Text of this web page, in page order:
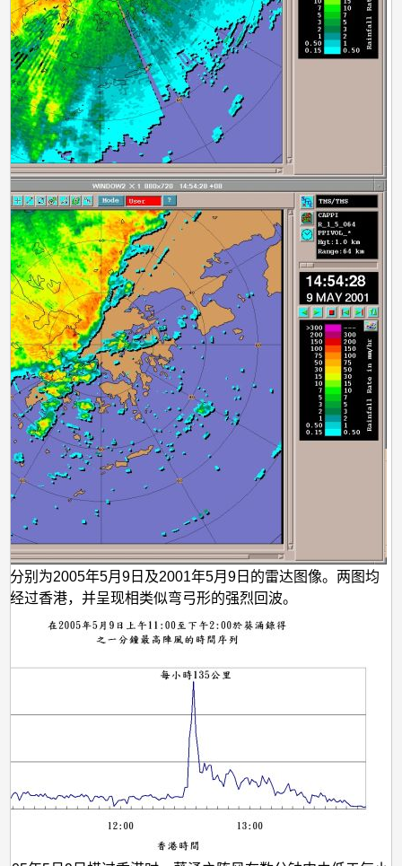
分别为2005年5月9日及2001年5月9日的雷达图像。两图均
经过香港，并呈现相类似弯弓形的强烈回波。